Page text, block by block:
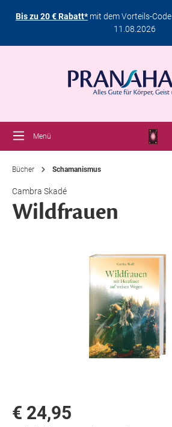
Bis zu 20 € Rabatt*mit dem Vorteils-Code
11.08.2026
Menü
Bücher Schamanismus
Cambra Skadé
Wildfrauen
€ 24,95